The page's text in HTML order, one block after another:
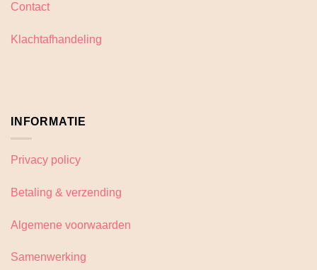
productpagina
Contact
Klachtafhandeling
INFORMATIE
Privacy policy
Betaling & verzending
Algemene voorwaarden
Samenwerking